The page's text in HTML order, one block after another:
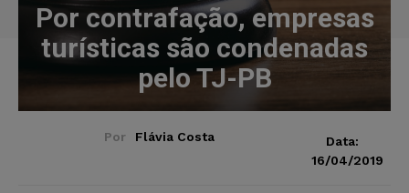
Por contrafação, empresas
turísticas são condenadas
pelo TJ-PB
Por Flávia Costa
Data:
16/04/2019